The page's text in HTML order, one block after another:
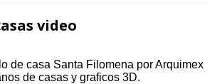
video
de casa Santa Filomena por Arquimex
de casas y graficos 3D.